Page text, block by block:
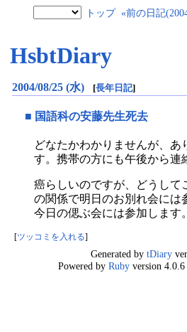
トップ «前の日記
HsbtDiary
2004/08/25 (水) [長年日記]
■ 国語科の安藤先生死去
どなたかわかりませんが、あ
す。携帯の方にも午後から連
癌らしいのですが、どうし
の関係で明日のお別れ会には
今日の偲ぶ会には参加します。
[ツッコミを入れる]
Generated by tDiary
Powered by Ruby version